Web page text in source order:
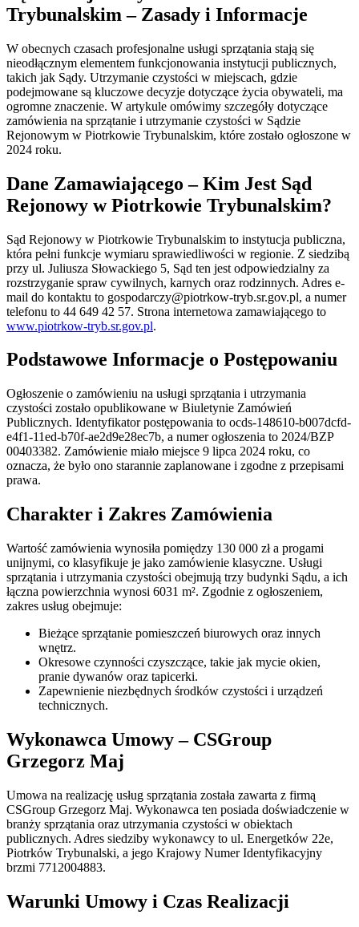
Trybunalskim – Zasady i Informacje
W obecnych czasach profesjonalne usługi sprzątania stają się
nieodłącznym elementem funkcjonowania instytucji publicznych,
takich jak Sądy. Utrzymanie czystości w miejscach, gdzie
podejmowane są kluczowe decyzje dotyczące życia obywateli, ma
ogromne znaczenie. W artykule omówimy szczegóły dotyczące
zamówienia na sprzątanie i utrzymanie czystości w Sądzie
Rejonowym w Piotrkowie Trybunalskim, które zostało ogłoszone w
2024 roku.
Dane Zamawiającego – Kim Jest Sąd
Rejonowy w Piotrkowie Trybunalskim?
Sąd Rejonowy w Piotrkowie Trybunalskim to instytucja publiczna,
która pełni funkcje wymiaru sprawiedliwości w regionie. Z siedzibą
przy ul. Juliusza Słowackiego 5, Sąd ten jest odpowiedzialny za
rozstrzyganie spraw cywilnych, karnych oraz rodzinnych. Adres e-
mail do kontaktu to gospodarczy@piotrkow-tryb.sr.gov.pl, a numer
telefonu to 44 649 42 57. Strona internetowa zamawiającego to
www.piotrkow-tryb.sr.gov.pl.
Podstawowe Informacje o Postępowaniu
Ogłoszenie o zamówieniu na usługi sprzątania i utrzymania
czystości zostało opublikowane w Biuletynie Zamówień
Publicznych. Identyfikator postępowania to ocds-148610-b007dcfd-
e4f1-11ed-b70f-ae2d9e28ec7b, a numer ogłoszenia to 2024/BZP
00403382. Zamówienie miało miejsce 9 lipca 2024 roku, co
oznacza, że było ono starannie zaplanowane i zgodne z przepisami
prawa.
Charakter i Zakres Zamówienia
Wartość zamówienia wynosiła pomiędzy 130 000 zł a progami
unijnymi, co klasyfikuje je jako zamówienie klasyczne. Usługi
sprzątania i utrzymania czystości obejmują trzy budynki Sądu, a ich
łączna powierzchnia wynosi 6031 m². Zgodnie z ogłoszeniem,
zakres usług obejmuje:
Bieżące sprzątanie pomieszczeń biurowych oraz innych
wnętrz.
Okresowe czynności czyszczące, takie jak mycie okien,
pranie dywanów oraz tapicerki.
Zapewnienie niezbędnych środków czystości i urządzeń
technicznych.
Wykonawca Umowy – CSGroup
Grzegorz Maj
Umowa na realizację usług sprzątania została zawarta z firmą
CSGroup Grzegorz Maj. Wykonawca ten posiada doświadczenie w
branży sprzątania oraz utrzymania czystości w obiektach
publicznych. Adres siedziby wykonawcy to ul. Energetków 22e,
Piotrków Trybunalski, a jego Krajowy Numer Identyfikacyjny
brzmi 7712004883.
Warunki Umowy i Czas Realizacji